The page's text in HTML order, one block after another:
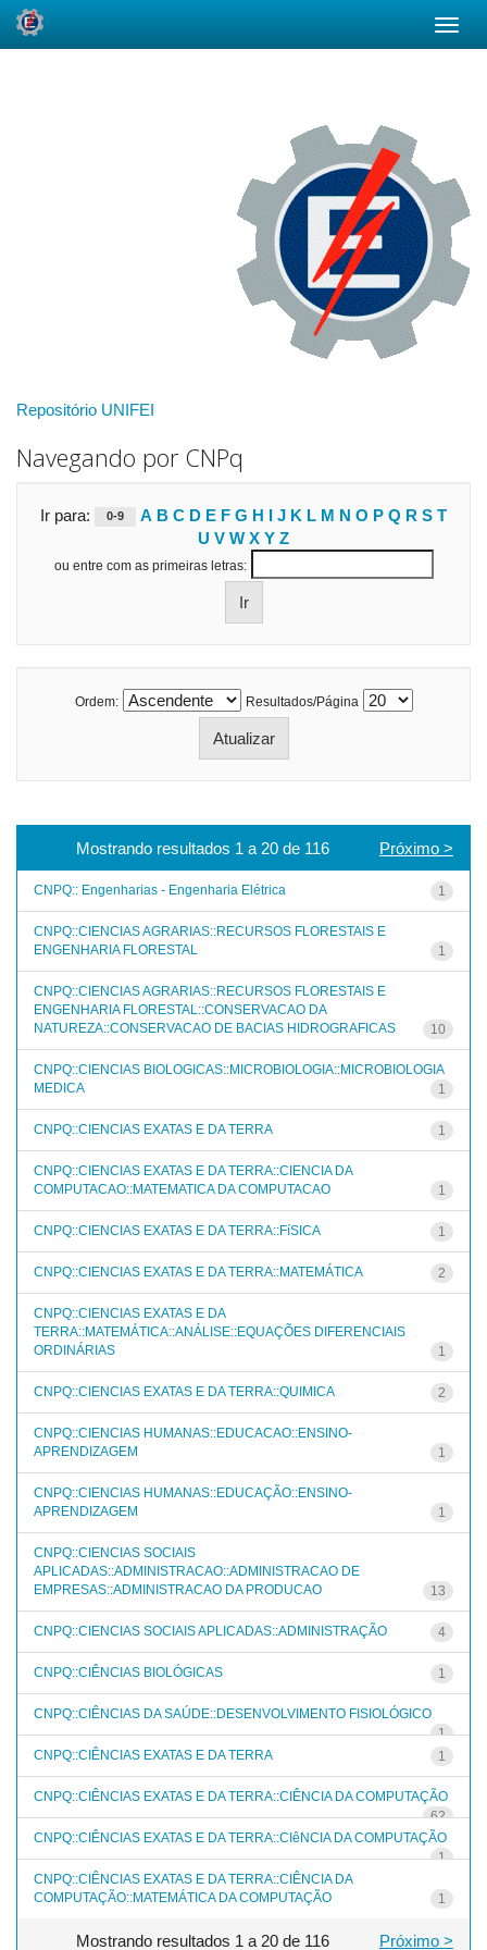
Repositório UNIFEI
Navegando por CNPq
Ir para: 0-9 A B C D E F G H I J K L M N O P Q R S T
U V W X Y Z
ou entre com as primeiras letras:
Ordem: Resultados/Página
Mostrando resultados 1 a 20 de 116 Próximo >
CNPQ:: Engenharias - Engenharia Elétrica 1
CNPQ::CIENCIAS AGRARIAS::RECURSOS FLORESTAIS E
ENGENHARIA FLORESTAL
1
CNPQ::CIENCIAS AGRARIAS::RECURSOS FLORESTAIS E
ENGENHARIA FLORESTAL::CONSERVACAO DA
NATUREZA::CONSERVACAO DE BACIAS HIDROGRAFICAS
10
CNPQ::CIENCIAS BIOLOGICAS::MICROBIOLOGIA::MICROBIOLOGIA
MEDICA
1
CNPQ::CIENCIAS EXATAS E DA TERRA 1
CNPQ::CIENCIAS EXATAS E DA TERRA::CIENCIA DA
COMPUTACAO::MATEMATICA DA COMPUTACAO
1
CNPQ::CIENCIAS EXATAS E DA TERRA::FíSICA 1
CNPQ::CIENCIAS EXATAS E DA TERRA::MATEMÁTICA 2
CNPQ::CIENCIAS EXATAS E DA
TERRA::MATEMÁTICA::ANÁLISE::EQUAÇÕES DIFERENCIAIS
ORDINÁRIAS
1
CNPQ::CIENCIAS EXATAS E DA TERRA::QUIMICA 2
CNPQ::CIENCIAS HUMANAS::EDUCACAO::ENSINO-
APRENDIZAGEM
1
CNPQ::CIENCIAS HUMANAS::EDUCAÇÃO::ENSINO-
APRENDIZAGEM
1
CNPQ::CIENCIAS SOCIAIS
APLICADAS::ADMINISTRACAO::ADMINISTRACAO DE
EMPRESAS::ADMINISTRACAO DA PRODUCAO
13
CNPQ::CIENCIAS SOCIAIS APLICADAS::ADMINISTRAÇÃO 4
CNPQ::CIÊNCIAS BIOLÓGICAS 1
CNPQ::CIÊNCIAS DA SAÚDE::DESENVOLVIMENTO FISIOLÓGICO
1
CNPQ::CIÊNCIAS EXATAS E DA TERRA
1
CNPQ::CIÊNCIAS EXATAS E DA TERRA::CIÊNCIA DA COMPUTAÇÃO
62
CNPQ::CIÊNCIAS EXATAS E DA TERRA::CIêNCIA DA COMPUTAÇÃO
1
CNPQ::CIÊNCIAS EXATAS E DA TERRA::CIÊNCIA DA
COMPUTAÇÃO::MATEMÁTICA DA COMPUTAÇÃO
1
Mostrando resultados 1 a 20 de 116 Próximo >